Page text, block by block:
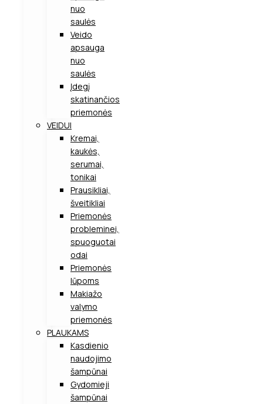
nuo
saulės
Veido
apsauga
nuo
saulės
Įdegį
skatinančios
priemonės
VEIDUI
Kremai,
kaukės,
serumai,
tonikai
Prausikliai,
šveitikliai
Priemonės
probleminei,
spuoguotai
odai
Priemonės
lūpoms
Makiažo
valymo
priemonės
PLAUKAMS
Kasdienio
naudojimo
šampūnai
Gydomieji
šampūnai